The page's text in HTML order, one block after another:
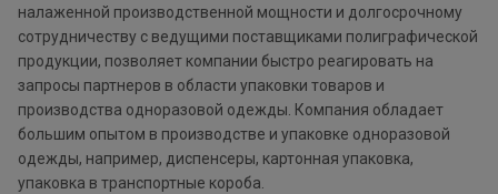
налаженной производственной мощности и долгосрочному
сотрудничеству с ведущими поставщиками полиграфической
продукции, позволяет компании быстро реагировать на
запросы партнеров в области упаковки товаров и
производства одноразовой одежды. Компания обладает
большим опытом в производстве и упаковке одноразовой
одежды, например, диспенсеры, картонная упаковка,
упаковка в транспортные короба.